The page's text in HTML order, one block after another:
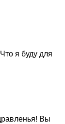
я буду для
Вы